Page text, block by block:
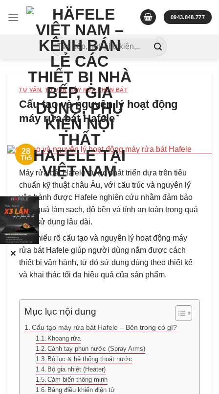
0943.848.777
Tìm
kiếm:
TƯ VẤN, TƯ VẤN MÁY RỬA CHÉN BÁT
Cấu tạo và nguyên lý hoạt động
máy rửa bát Hafele
28
Th5
Máy rửa bát Hafele được phát triển dựa trên tiêu
chuẩn kỹ thuật châu Âu, với cấu trúc và nguyên lý
vận hành được Hafele nghiên cứu nhằm đảm bảo
hiệu quả làm sạch, độ bền và tính an toàn trong quá
trình sử dụng lâu dài.
Việc hiểu rõ cấu tạo và nguyên lý hoạt động máy
rửa bát Hafele giúp người dùng nắm được cách
thiết bị vận hành, từ đó sử dụng đúng theo thiết kế
và khai thác tối đa hiệu quả của sản phẩm.
Mục lục nội dung
Cấu tạo máy rửa bát Hafele – Bên trong có gì?
Khoang rửa
Cánh tay phun nước (Spray Arms)
Bộ lọc & hệ thống thoát nước
Bộ gia nhiệt (Heater)
Cảm biến thông minh
Bảng điều khiển điện tử
✕